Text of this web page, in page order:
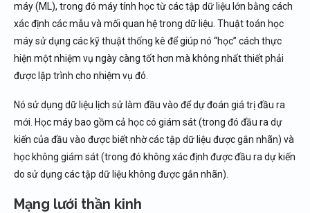
máy (ML), trong đó máy tính học từ các tập dữ liệu lớn bằng cách
xác định các mẫu và mối quan hệ trong dữ liệu. Thuật toán học
máy sử dụng các kỹ thuật thống kê để giúp nó “học” cách thực
hiện một nhiệm vụ ngày càng tốt hơn mà không nhất thiết phải
được lập trình cho nhiệm vụ đó.
Nó sử dụng dữ liệu lịch sử làm đầu vào để dự đoán giá trị đầu ra
mới. Học máy bao gồm cả học có giám sát (trong đó đầu ra dự
kiến ​​​​của đầu vào được biết nhờ các tập dữ liệu được gắn nhãn) và
học không giám sát (trong đó không xác định được đầu ra dự kiến
​​do sử dụng các tập dữ liệu không được gắn nhãn).
Mạng lưới thần kinh